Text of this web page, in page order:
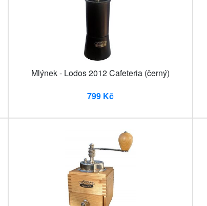
Mlýnek - Lodos 2012 Cafeteria (černý)
799 Kč